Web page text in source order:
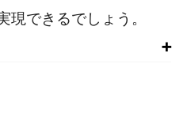
現できるでしょう。